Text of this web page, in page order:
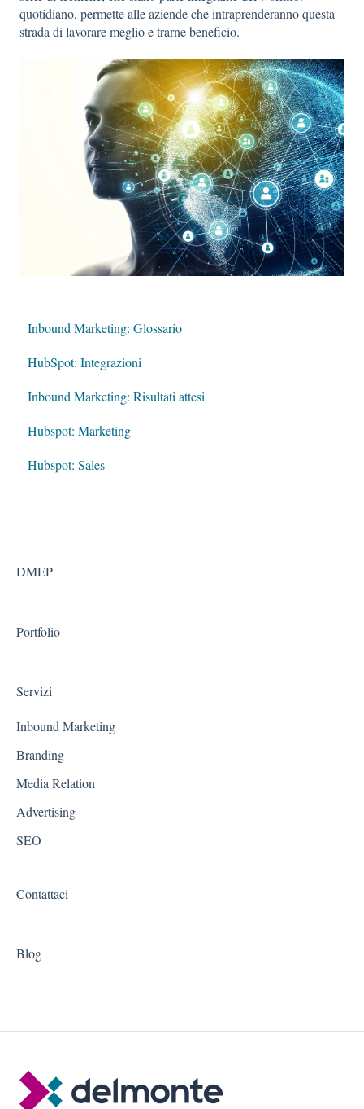
quotidiano, permette alle aziende che intraprenderanno questa
strada di lavorare meglio e trarne beneficio.
Inbound Marketing: Glossario
HubSpot: Integrazioni
Inbound Marketing: Risultati attesi
Hubspot: Marketing
Hubspot: Sales
DMEP
Portfolio
Servizi
Inbound Marketing
Branding
Media Relation
Advertising
SEO
Contattaci
Blog